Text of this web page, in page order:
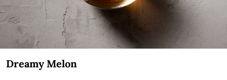
Dreamy Melon